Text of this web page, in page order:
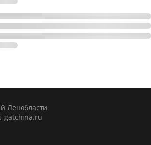
Ленобласти
gatchina.ru